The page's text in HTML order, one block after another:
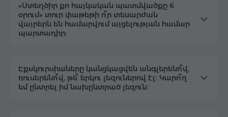
«Ստեղծիր քո հայկական պատմվածքը 6
օրում» տուր փաթեթի ո՞ր տեսարժան
վայրերն են համարվում այցելության համար
պարտադիր:
Էքսկուրսիաները կանցկացվեն անգլերենո՞վ,
ռուսերենո՞վ, թե՞ երկու լեզուներով էլ։ Կարո՞ղ
եմ ընտրել իմ նախընտրած լեզուն։